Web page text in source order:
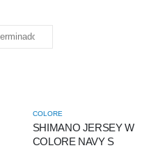
COLORE
SHIMANO JERSEY W
COLORE NAVY S